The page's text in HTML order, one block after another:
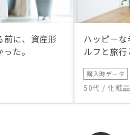
前に、資産形
た。
ハッピー
ルフと旅
購入時データ
50代 / 化粧